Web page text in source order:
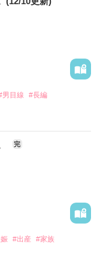
男目線 #長編
中くらい。
されたのは、少し
までの物語――。
完
#出産 #家族